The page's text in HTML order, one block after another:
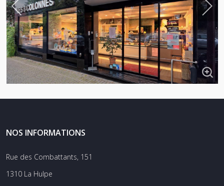
NOS INFORMATIONS
Rue des Combattants, 151
1310 La Hulpe